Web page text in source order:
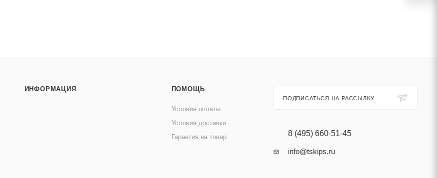
ИНФОРМАЦИЯ ПОМОЩЬ
Условия оплаты
Условия доставки
Гарантия на товар
ПОДПИСАТЬСЯ НА РАССЫЛКУ
8 (495) 660-51-45
info@tskips.ru